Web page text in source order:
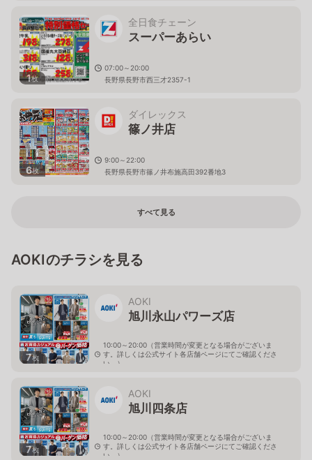
1枚
全日食チェーン
スーパーあらい
07:00～20:00
長野県長野市西三才2357-1
6枚
ダイレックス
篠ノ井店
9:00～22:00
長野県長野市篠ノ井布施高田392番地3
すべて見る
AOKIのチラシを見る
7枚
AOKI
旭川永山パワーズ店
10:00～20:00（営業時間が変更となる場合がございま
す。詳しくは公式サイト各店舗ページにてご確認くださ
い。）
7枚
AOKI
旭川四条店
10:00～20:00（営業時間が変更となる場合がございま
す。詳しくは公式サイト各店舗ページにてご確認くださ
い。）